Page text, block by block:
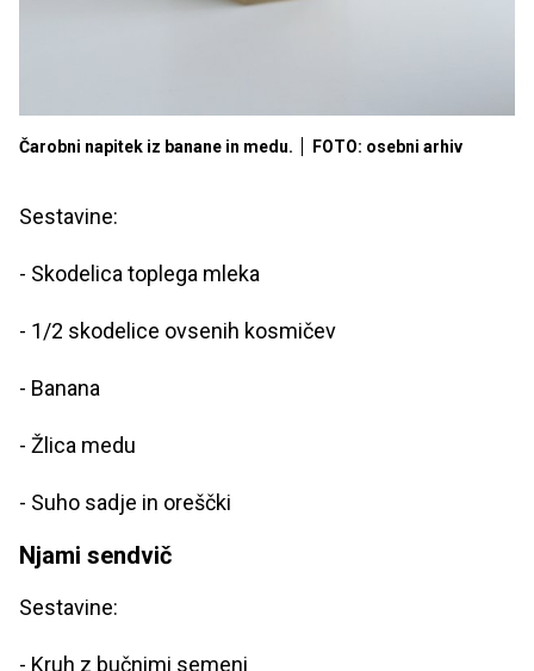
Čarobni napitek iz banane in medu. FOTO: osebni arhiv
Sestavine:
- Skodelica toplega mleka
- 1/2 skodelice ovsenih kosmičev
- Banana
- Žlica medu
- Suho sadje in oreščki
Njami sendvič
Sestavine:
- Kruh z bučnimi semeni